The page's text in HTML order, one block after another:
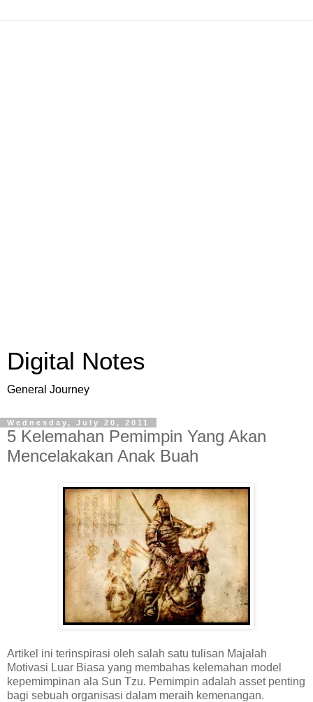
Digital Notes
General Journey
Wednesday, July 20, 2011
5 Kelemahan Pemimpin Yang Akan
Mencelakakan Anak Buah
Artikel ini terinspirasi oleh salah satu tulisan Majalah
Motivasi Luar Biasa yang membahas kelemahan model
kepemimpinan ala Sun Tzu. Pemimpin adalah asset penting
bagi sebuah organisasi dalam meraih kemenangan.